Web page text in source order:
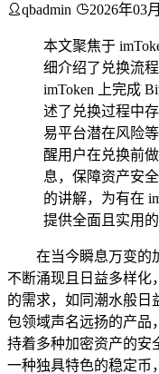
qbadmin 2026年03
本文聚焦于
细介绍了兑换流
imToken 上完成
述了兑换过程中
易平台潜在风险
醒用户在兑换前
息，保障资产安
的讲解，为有在
提供全面且实用的
在当今瞬息万变的
不断涌现且日益多样化
的需求，如同潮水般日
包领域声名远扬的产品
持着多种加密资产的安
一种独具特色的稳定币